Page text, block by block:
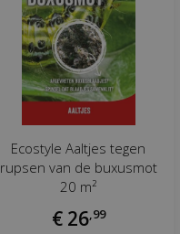
Ecostyle Aaltjes tegen
rupsen van de buxusmot
20 m²
€ 26,99